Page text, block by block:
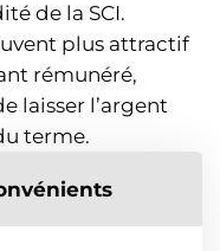
de la SCI.
plus attractif
rémunéré,
laisser l’argent
terme.